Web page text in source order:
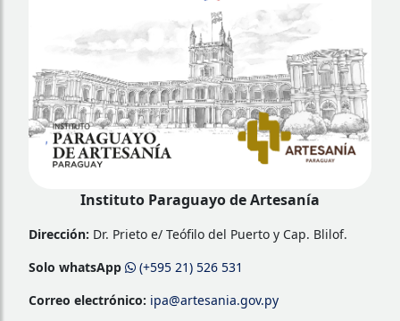
Instituto Paraguayo de Artesanía
Dirección: Dr. Prieto e/ Teófilo del Puerto y Cap. Blilof.
Solo whatsApp
(+595 21) 526 531
Correo electrónico: ipa@artesania.gov.py